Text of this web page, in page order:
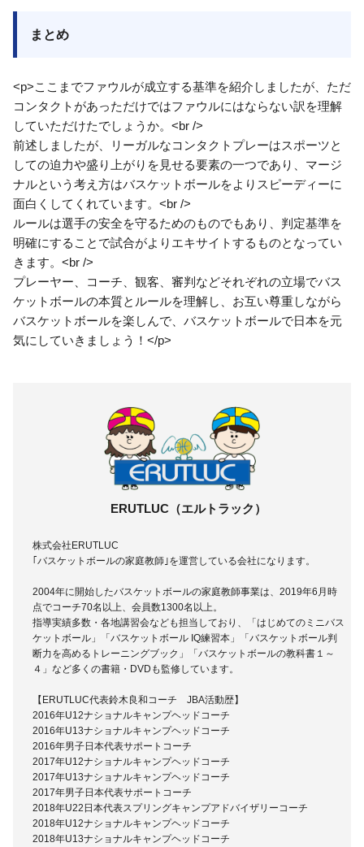
まとめ
<p>ここまでファウルが成立する基準を紹介しましたが、ただ
コンタクトがあっただけではファウルにはならない訳を理解
していただけたでしょうか。<br />
前述しましたが、リーガルなコンタクトプレーはスポーツと
しての迫力や盛り上がりを見せる要素の一つであり、マージ
ナルという考え方はバスケットボールをよりスピーディーに
面白くしてくれています。<br />
ルールは選手の安全を守るためのものでもあり、判定基準を
明確にすることで試合がよりエキサイトするものとなってい
きます。<br />
プレーヤー、コーチ、観客、審判などそれぞれの立場でバス
ケットボールの本質とルールを理解し、お互い尊重しながら
バスケットボールを楽しんで、バスケットボールで日本を元
気にしていきましょう！</p>
ERUTLUC（エルトラック）
株式会社ERUTLUC
｢バスケットボールの家庭教師｣を運営している会社になります。
2004年に開始したバスケットボールの家庭教師事業は、2019年6月時
点でコーチ70名以上、会員数1300名以上。
指導実績多数・各地講習会なども担当しており、「はじめてのミニバス
ケットボール」「バスケットボール IQ練習本」「バスケットボール判
断力を高めるトレーニングブック」「バスケットボールの教科書１～
４」など多くの書籍・DVDも監修しています。
【ERUTLUC代表鈴木良和コーチ JBA活動歴】
2016年U12ナショナルキャンプヘッドコーチ
2016年U13ナショナルキャンプヘッドコーチ
2016年男子日本代表サポートコーチ
2017年U12ナショナルキャンプヘッドコーチ
2017年U13ナショナルキャンプヘッドコーチ
2017年男子日本代表サポートコーチ
2018年U22日本代表スプリングキャンプアドバイザリーコーチ
2018年U12ナショナルキャンプヘッドコーチ
2018年U13ナショナルキャンプヘッドコーチ